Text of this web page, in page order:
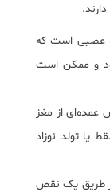
عصبی است که
و ممکن است
از مغز
یا تولد نوزاد
طریق یک نقص